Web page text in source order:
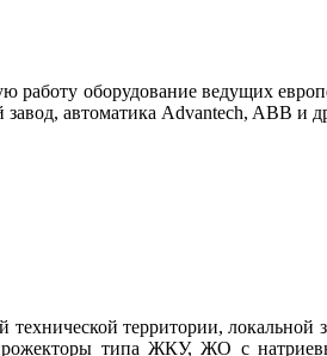
работу оборудование ведущих
автоматика Advantech, AВВ и
технической территории,
прожекторы типа ЖКУ, ЖО с